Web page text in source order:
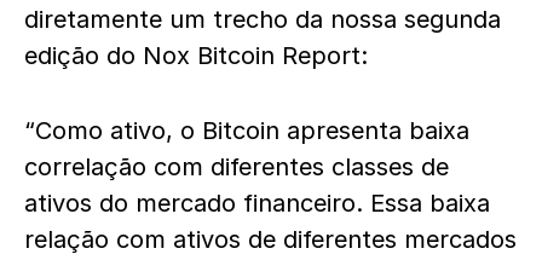
diretamente um trecho da nossa segunda
edição do Nox Bitcoin Report:
“Como ativo, o Bitcoin apresenta baixa
correlação com diferentes classes de
ativos do mercado financeiro. Essa baixa
relação com ativos de diferentes mercados